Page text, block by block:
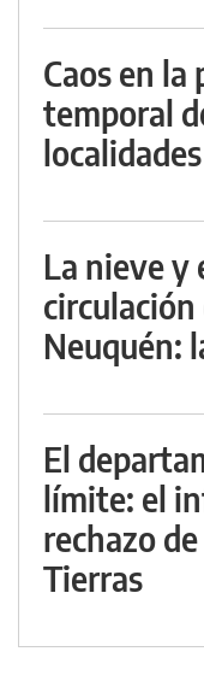
Caos en
temporal
La nieve y
Neuquén:
El
límite: el
rechazo
Tierras